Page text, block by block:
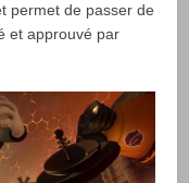
permet de passer de
et approuvé par